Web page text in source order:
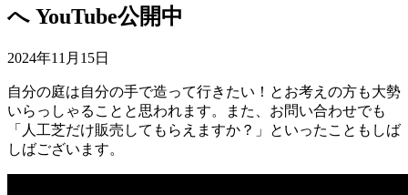
へ YouTube公開中
2024年11月15日
自分の庭は自分の手で造って行きたい！とお考えの方も大勢
いらっしゃることと思われます。また、お問い合わせでも
「人工芝だけ販売してもらえますか？」といったこともしば
しばございます。